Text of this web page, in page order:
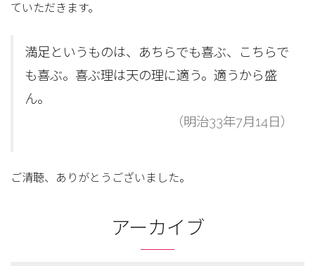
ていただきます。
満足というものは、あちらでも喜ぶ、こちらで
も喜ぶ。喜ぶ理は天の理に適う。適うから盛
ん。
（明治33年7月14日）
ご清聴、ありがとうございました。
アーカイブ